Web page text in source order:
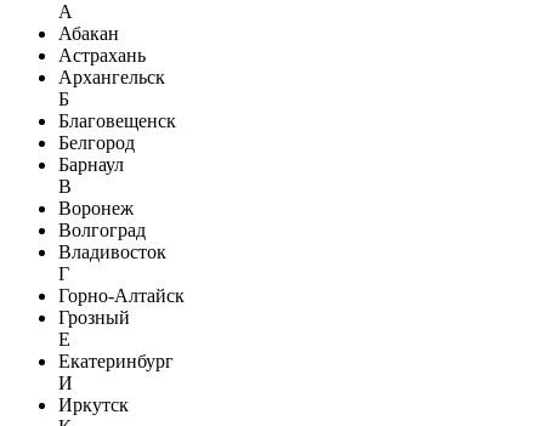
А
Абакан
Астрахань
Архангельск
Б
Благовещенск
Белгород
Барнаул
В
Воронеж
Волгоград
Владивосток
Г
Горно-Алтайск
Грозный
Е
Екатеринбург
И
Иркутск